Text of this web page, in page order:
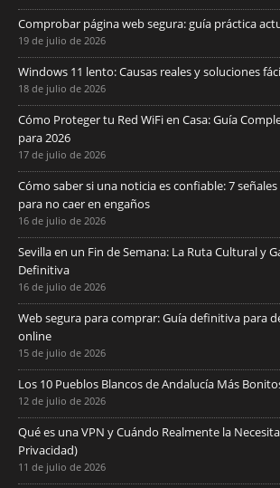
Comprobar página web segura: guía práctica
19 de julio de 2026
Windows 11 lento: Causas reales y soluciones
18 de julio de 2026
Cómo Proteger tu Red WiFi en Casa: Guía
para 2026
17 de julio de 2026
Cómo saber si una noticia es confiable: 7
para no caer en engaños
16 de julio de 2026
Sevilla en un Fin de Semana: La Ruta Cultural y
Definitiva
16 de julio de 2026
Web segura para comprar: Guía definitiva para
online
15 de julio de 2026
Los 10 Pueblos Blancos de Andalucía Más
12 de julio de 2026
Qué es una VPN y Cuándo Realmente la
Privacidad)
11 de julio de 2026